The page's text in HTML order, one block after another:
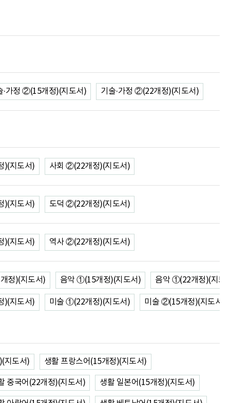
·가정 ②(15개정)(지도서) 기술·가정 ②(22개정)(지도서)
)(지도서) 사회 ②(22개정)(지도서)
)(지도서) 도덕 ②(22개정)(지도서)
)(지도서) 역사 ②(22개정)(지도서)
정)(지도서) 음악 ①(15개정)(지도서) 음악 ①(22개정)(지도
)(지도서) 미술 ①(22개정)(지도서) 미술 ②(15개정)(지도서)
지도서) 생활 프랑스어(15개정)(지도서)
중국어(22개정)(지도서) 생활 일본어(15개정)(지도서)